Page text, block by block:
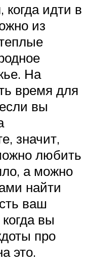
идти в
из
На
время для
вы
значит,
любить
а можно
найти
ваш
вы
про
это.